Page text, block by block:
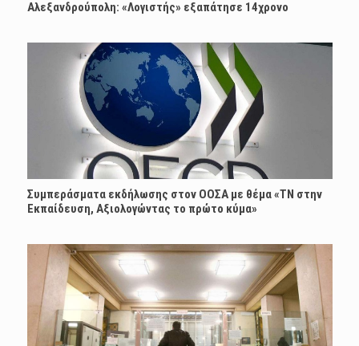
Αλεξανδρούπολη: «Λογιστής» εξαπάτησε 14χρονο
Συμπεράσματα εκδήλωσης στον ΟΟΣΑ με θέμα «ΤΝ στην
Εκπαίδευση, Αξιολογώντας το πρώτο κύμα»